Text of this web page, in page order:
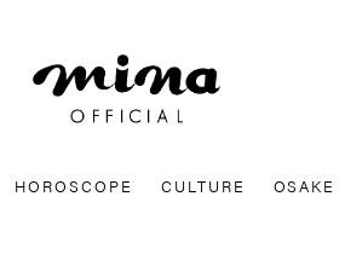
HOROSCOPE CULTURE OSAKE